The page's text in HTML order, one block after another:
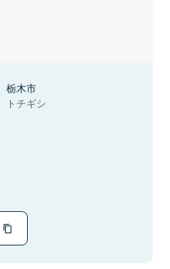
栃木市
トチギシ